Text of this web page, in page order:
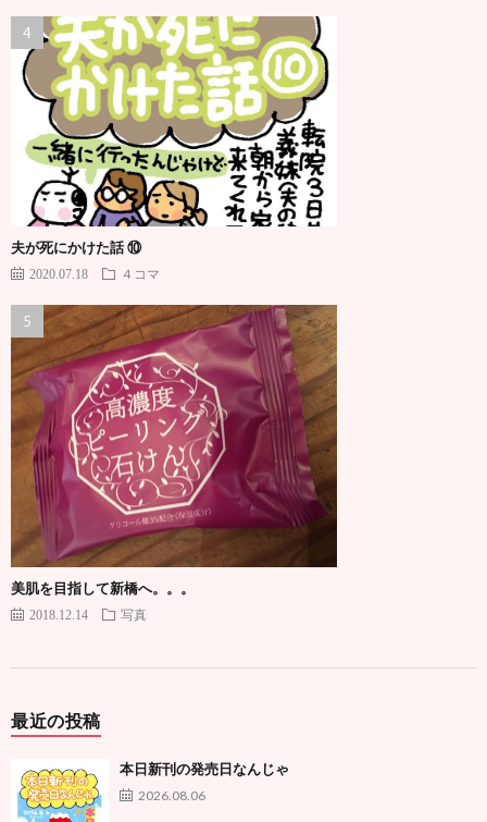
夫が死にかけた話 ⑩
2020.07.18 ４コマ
美肌を目指して新橋へ。。。
2018.12.14 写真
最近の投稿
本日新刊の発売日なんじゃ
2026.08.06